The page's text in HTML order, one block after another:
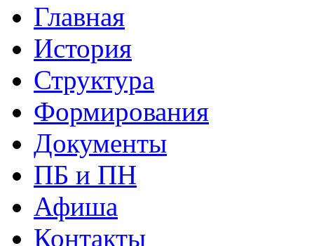
Главная
История
Структура
Формирования
Документы
ПБ и ПН
Афиша
Контакты